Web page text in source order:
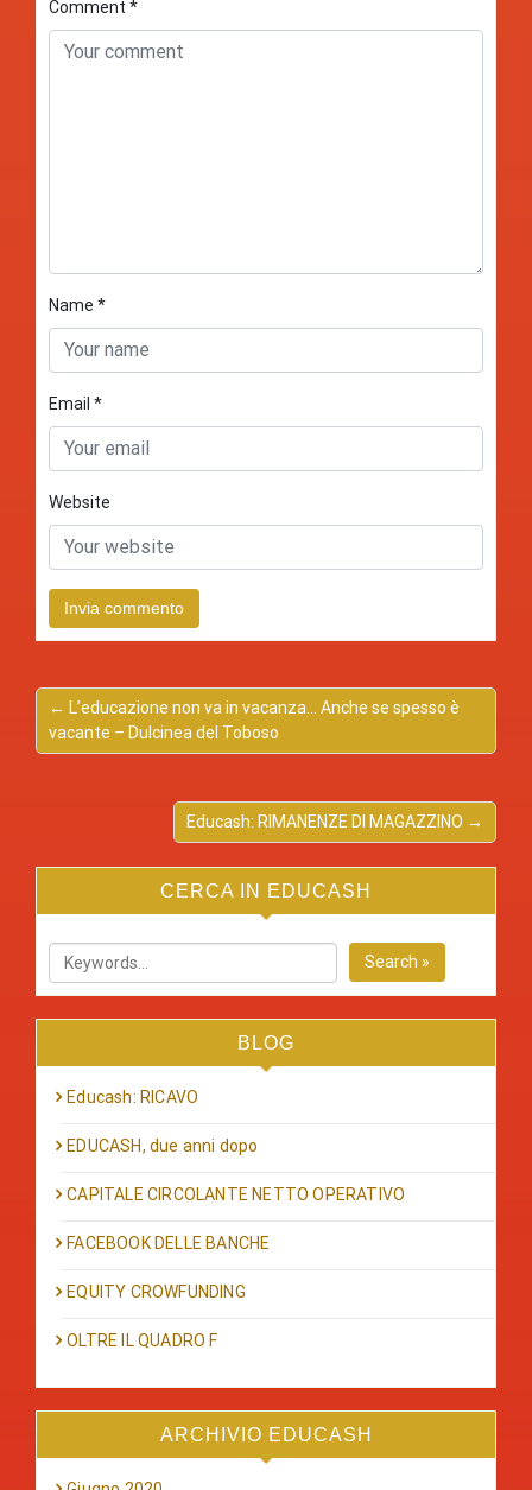
Comment *
Name *
Email *
Website
← L’educazione non va in vacanza… Anche se spesso è
vacante – Dulcinea del Toboso
Educash: RIMANENZE DI MAGAZZINO →
CERCA IN EDUCASH
Search »
BLOG
Educash: RICAVO
EDUCASH, due anni dopo
CAPITALE CIRCOLANTE NETTO OPERATIVO
FACEBOOK DELLE BANCHE
EQUITY CROWFUNDING
OLTRE IL QUADRO F
ARCHIVIO EDUCASH